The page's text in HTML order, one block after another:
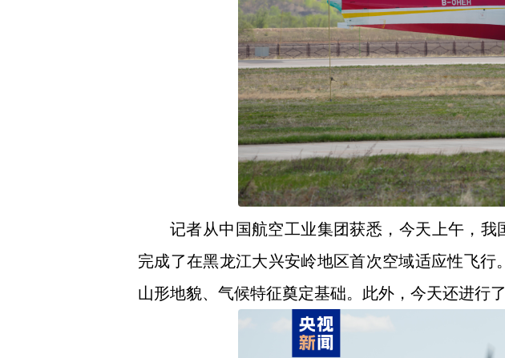
记者从中国航空工业集团获悉，今天上午，
完成了在黑龙江大兴安岭地区首次空域适应性飞
山形地貌、气候特征奠定基础。此外，今天还进行